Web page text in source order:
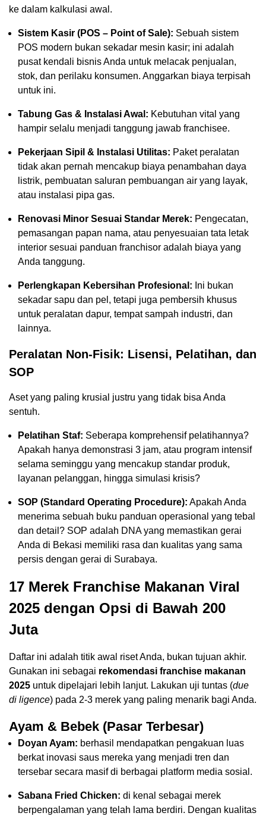
ke dalam kalkulasi awal.
Sistem Kasir (POS – Point of Sale): Sebuah sistem
POS modern bukan sekadar mesin kasir; ini adalah
pusat kendali bisnis Anda untuk melacak penjualan,
stok, dan perilaku konsumen. Anggarkan biaya terpisah
untuk ini.
Tabung Gas & Instalasi Awal: Kebutuhan vital yang
hampir selalu menjadi tanggung jawab franchisee.
Pekerjaan Sipil & Instalasi Utilitas: Paket peralatan
tidak akan pernah mencakup biaya penambahan daya
listrik, pembuatan saluran pembuangan air yang layak,
atau instalasi pipa gas.
Renovasi Minor Sesuai Standar Merek: Pengecatan,
pemasangan papan nama, atau penyesuaian tata letak
interior sesuai panduan franchisor adalah biaya yang
Anda tanggung.
Perlengkapan Kebersihan Profesional: Ini bukan
sekadar sapu dan pel, tetapi juga pembersih khusus
untuk peralatan dapur, tempat sampah industri, dan
lainnya.
Peralatan Non-Fisik: Lisensi, Pelatihan, dan
SOP
Aset yang paling krusial justru yang tidak bisa Anda
sentuh.
Pelatihan Staf: Seberapa komprehensif pelatihannya?
Apakah hanya demonstrasi 3 jam, atau program intensif
selama seminggu yang mencakup standar produk,
layanan pelanggan, hingga simulasi krisis?
SOP (Standard Operating Procedure): Apakah Anda
menerima sebuah buku panduan operasional yang tebal
dan detail? SOP adalah DNA yang memastikan gerai
Anda di Bekasi memiliki rasa dan kualitas yang sama
persis dengan gerai di Surabaya.
17 Merek Franchise Makanan Viral
2025 dengan Opsi di Bawah 200
Juta
Daftar ini adalah titik awal riset Anda, bukan tujuan akhir.
Gunakan ini sebagai rekomendasi franchise makanan
2025 untuk dipelajari lebih lanjut. Lakukan uji tuntas (due
di ligence) pada 2-3 merek yang paling menarik bagi Anda.
Ayam & Bebek (Pasar Terbesar)
Doyan Ayam: berhasil mendapatkan pengakuan luas
berkat inovasi saus mereka yang menjadi tren dan
tersebar secara masif di berbagai platform media sosial.
Sabana Fried Chicken: di kenal sebagai merek
berpengalaman yang telah lama berdiri. Dengan kualitas